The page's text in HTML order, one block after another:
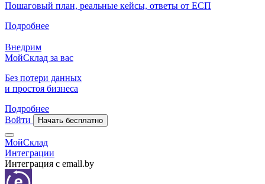
Пошаговый план, реальные кейсы, ответы от ЕСП
Подробнее
Внедрим
МойСклад за вас
Без потери данных
и простоя бизнеса
Подробнее
Войти
Начать бесплатно
МойСклад
Интеграции
Интеграция с emall.by